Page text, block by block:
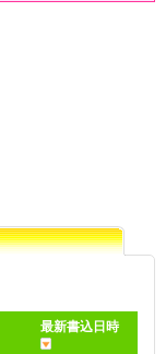
最新書込日時